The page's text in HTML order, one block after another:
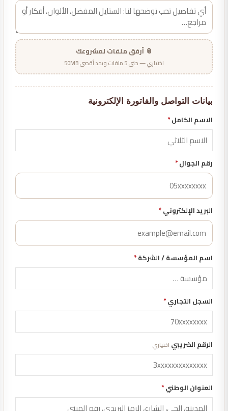
📎 أرفق ملفات لمشروعك
اختياري — حتى 5 ملفات وبحد أقصى 50MB
بيانات التواصل والفاتورة الإلكترونية
الاسم الكامل*
رقم الجوال*
البريد الإلكتروني*
اسم المؤسسة / الشركة*
السجل التجاري*
الرقم الضريبي اختياري
العنوان الوطني*